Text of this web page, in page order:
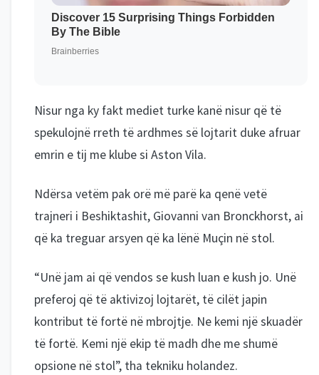
Nisur nga ky fakt mediet turke kanë nisur që të
spekulojnë rreth të ardhmes së lojtarit duke afruar
emrin e tij me klube si Aston Vila.
Ndërsa vetëm pak orë më parë ka qenë vetë
trajneri i Beshiktashit, Giovanni van Bronckhorst, ai
që ka treguar arsyen që ka lënë Muçin në stol.
“Unë jam ai që vendos se kush luan e kush jo. Unë
preferoj që të aktivizoj lojtarët, të cilët japin
kontribut të fortë në mbrojtje. Ne kemi një skuadër
të fortë. Kemi një ekip të madh dhe me shumë
opsione në stol”, tha tekniku holandez.